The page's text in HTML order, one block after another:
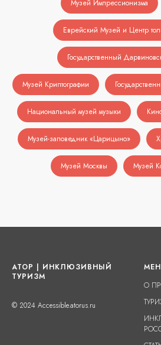
Музей Импрессионизма
Еврейский Музей и Центр
Государственный
Музей Криптографии
Национальный музей музыки
Музей-заповедник «Царицыно»
Музей Москвы Музей
АТОР | ИНКЛЮЗИВНЫЙ
ТУРИЗМ
© 2024 Accessible.atorus.ru
О